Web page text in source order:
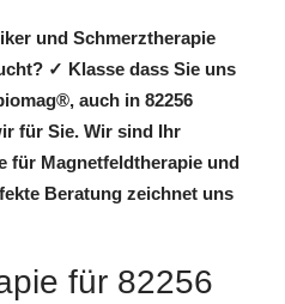
und Schmerztherapie
✓ Klasse dass Sie uns
auch in 82256
für Sie. Wir sind Ihr
für Magnetfeldtherapie und
Beratung zeichnet uns
für 82256